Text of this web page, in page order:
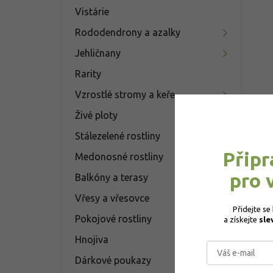
Vistárie
Rododendrony a azalky
Jehličnany
Rarity
Vzrostlé stromy a keře
Živé ploty
Stálezelené rostliny
Medonosné rostliny
Balkóny a terasy
Vřesy a vřesovce
Pokojové rostliny
Hnojiva
Dárkové poukazy
pro
Přidejte se
a získejte